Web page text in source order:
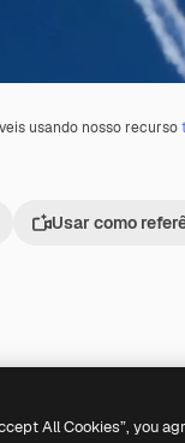
usando nosso recurso
Usar como
All Cookies”, you